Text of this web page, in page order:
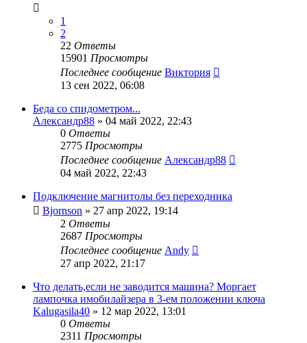
1
2
22 Ответы
15901 Просмотры
Последнее сообщение Виктория
13 сен 2022, 06:08
Беда со спидометром...
Александр88 » 04 май 2022, 22:43
0 Ответы
2775 Просмотры
Последнее сообщение Александр88
04 май 2022, 22:43
Подключение магнитолы без переходника
Bjornson » 27 апр 2022, 19:14
2 Ответы
2687 Просмотры
Последнее сообщение Andy
27 апр 2022, 21:17
Что делать,если не заводится машина? Моргает
лампочка имобилайзера в 3-ем положении ключа
Kalugasila40 » 12 мар 2022, 13:01
0 Ответы
2311 Просмотры